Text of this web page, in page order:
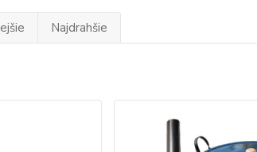
Najdrahšie